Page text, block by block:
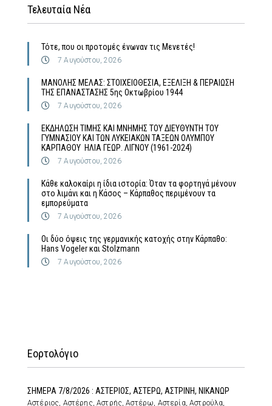
Τελευταία Νέα
Τότε, που οι προτομές ένωναν τις Μενετές!
7 Αυγούστου, 2026
MΑΝΟΛΗΣ ΜΕΛΑΣ: ΣΤΟΙΧΕΙΟΘΕΣΙΑ, ΕΞΕΛΙΞΗ & ΠΕΡΑΙΩΣΗ
ΤΗΣ ΕΠΑΝΑΣΤΑΣΗΣ 5ης Οκτωβρίου 1944
7 Αυγούστου, 2026
ΕΚΔΗΛΩΣΗ ΤΙΜΗΣ ΚΑΙ ΜΝΗΜΗΣ ΤΟΥ ΔΙΕΥΘΥΝΤΗ ΤΟΥ
ΓΥΜΝΑΣΙΟΥ ΚΑΙ ΤΩΝ ΛΥΚΕΙΑΚΩΝ ΤΑΞΕΩΝ ΟΛΥΜΠΟΥ
ΚΑΡΠΑΘΟΥ ΗΛΙΑ ΓΕΩΡ. ΛΙΓΝΟΥ (1961-2024)
7 Αυγούστου, 2026
Κάθε καλοκαίρι η ίδια ιστορία: Όταν τα φορτηγά μένουν
στο λιμάνι και η Κάσος – Κάρπαθος περιμένουν τα
εμπορεύματα
7 Αυγούστου, 2026
Οι δύο όψεις της γερμανικής κατοχής στην Κάρπαθο:
Hans Vogeler και Stolzmann
7 Αυγούστου, 2026
Εορτολόγιο
ΣΗΜΕΡΑ 7/8/2026 : ΑΣΤΕΡΙΟΣ, ΑΣΤΕΡΩ, ΑΣΤΡΙΝΗ, ΝΙΚΑΝΩΡ
Αστέριος, Αστέρης, Αστρής, Αστέρω, Αστερία, Αστρούλα,